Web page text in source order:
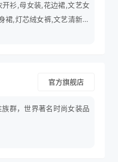
衫,母女装,花边裙,文艺女
裙,灯芯绒女裤,文艺清新女
官方旗舰店
群，世界著名时尚女装品